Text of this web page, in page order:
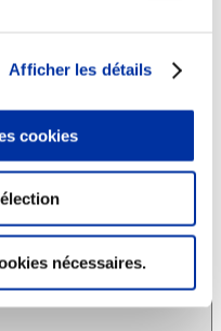
Afficher les détails
cookies
nécessaires.
des métiers